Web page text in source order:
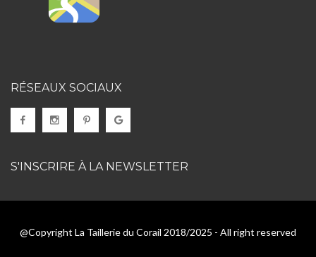
RÉSEAUX SOCIAUX
S'INSCRIRE À LA NEWSLETTER
@Copyright La Taillerie du Corail 2018/2025 - All right reserved